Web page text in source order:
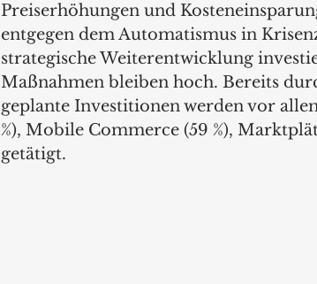
Preiserhöhungen und
entgegen dem Automatismus in
strategische Weiterentwicklung
Maßnahmen bleiben hoch. Bereits
geplante Investitionen werden vor
%), Mobile Commerce (59 %),
getätigt.